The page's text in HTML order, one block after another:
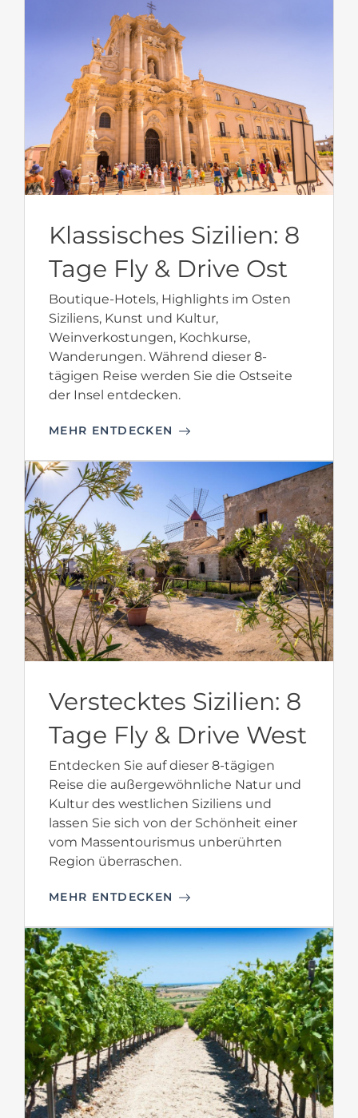
Klassisches Sizilien: 8
Tage Fly & Drive Ost
Boutique-Hotels, Highlights im Osten
Siziliens, Kunst und Kultur,
Weinverkostungen, Kochkurse,
Wanderungen. Während dieser 8-
tägigen Reise werden Sie die Ostseite
der Insel entdecken.
MEHR ENTDECKEN
Verstecktes Sizilien: 8
Tage Fly & Drive West
Entdecken Sie auf dieser 8-tägigen
Reise die außergewöhnliche Natur und
Kultur des westlichen Siziliens und
lassen Sie sich von der Schönheit einer
vom Massentourismus unberührten
Region überraschen.
MEHR ENTDECKEN